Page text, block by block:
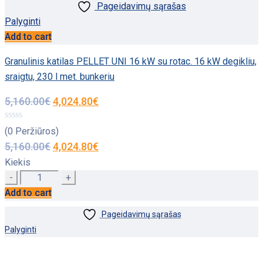
Pageidavimų sąrašas
Palyginti
Add to cart
Granulinis katilas PELLET UNI 16 kW su rotac. 16 kW degikliu,
sraigtu, 230 l met. bunkeriu
5,160.00€4,024.80€
(0 Peržiūros)
5,160.00€4,024.80€
Kiekis
Quantity
Add to cart
Pageidavimų sąrašas
Palyginti